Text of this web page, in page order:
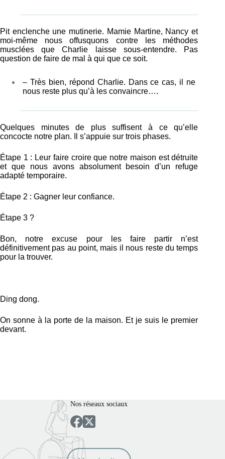
Pit enclenche une mutinerie. Mamie Martine, Nancy et
moi-même nous offusquons contre les méthodes
musclées que Charlie laisse sous-entendre. Pas
question de faire de mal à qui que ce soit.
– Très bien, répond Charlie. Dans ce cas, il ne
nous reste plus qu’à les convaincre….
Quelques minutes de plus suffisent à ce qu’elle
concocte notre plan. Il s’appuie sur trois phases.
Étape 1 : Leur faire croire que notre maison est détruite
et que nous avons absolument besoin d’un refuge
adapté temporaire.
Étape 2 : Gagner leur confiance.
Étape 3 ?
Bon, notre excuse pour les faire partir n’est
définitivement pas au point, mais il nous reste du temps
pour la trouver.
Ding dong.
On sonne à la porte de la maison. Et je suis le premier
devant.
Nos réseaux sociaux